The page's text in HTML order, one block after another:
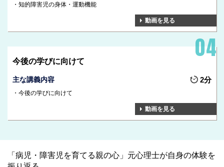
知的障害児の身体・運動機能
動画を見る
今後の学びに向けて
主な講義内容 2分
今後の学びに向けて
動画を見る
「病児・障害児を育てる親の心」元心理士が自身の体験を